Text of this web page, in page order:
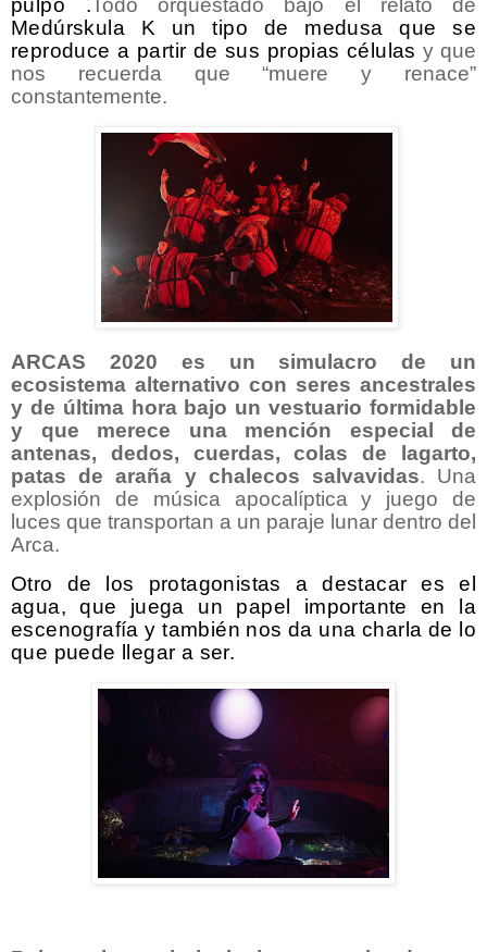
pulpo .Todo orquestado bajo el relato de
Medúrskula K un tipo de medusa que se
reproduce a partir de sus propias células y que
nos recuerda que “muere y renace”
constantemente.
ARCAS 2020
es un simulacro de un
ecosistema alternativo con seres ancestrales
y de última hora bajo un vestuario formidable
y que merece una mención especial de
antenas, dedos, cuerdas, colas de lagarto,
patas de araña y chalecos salvavidas. Una
explosión de música apocalíptica y juego de
luces que transportan a un paraje lunar dentro del
Arca.
Otro de los protagonistas a destacar es el
agua, que juega un papel importante en la
escenografía y también nos da una charla de lo
que puede llegar a ser.